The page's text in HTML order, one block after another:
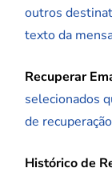
outros
texto da
Recuperar
selecionados
de
Histórico de